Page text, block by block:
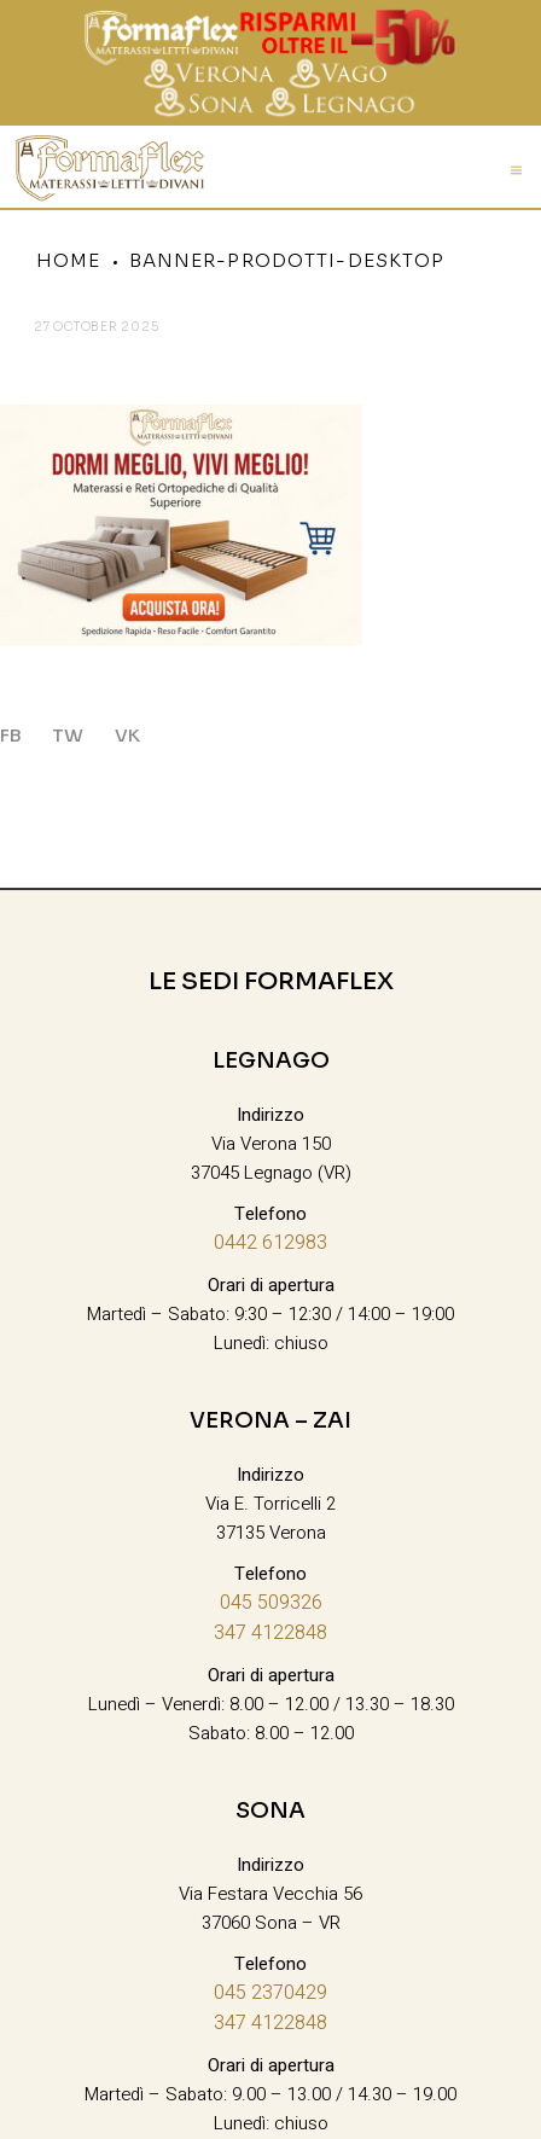
HOME BANNER-PRODOTTI-DESKTOP
27 OCTOBER 2025
FB TW VK
LE SEDI FORMAFLEX
LEGNAGO
Indirizzo
Via Verona 150
37045 Legnago (VR)
Telefono
0442 612983
Orari di apertura
Martedì – Sabato: 9:30 – 12:30 / 14:00 – 19:00
Lunedì: chiuso
VERONA – ZAI
Indirizzo
Via E. Torricelli 2
37135 Verona
Telefono
045 509326
347 4122848
Orari di apertura
Lunedì – Venerdì: 8.00 – 12.00 / 13.30 – 18.30
Sabato: 8.00 – 12.00
SONA
Indirizzo
Via Festara Vecchia 56
37060 Sona – VR
Telefono
045 2370429
347 4122848
Orari di apertura
Martedì – Sabato: 9.00 – 13.00 / 14.30 – 19.00
Lunedì: chiuso